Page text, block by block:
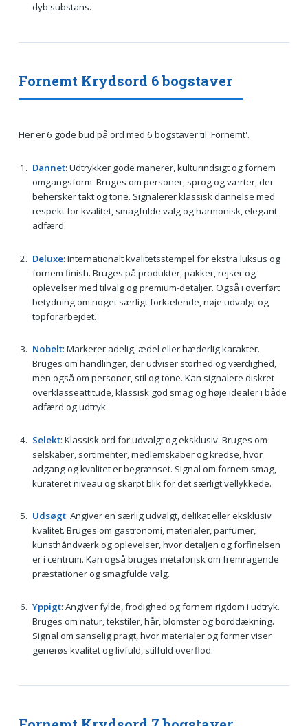
dyb substans.
Fornemt Krydsord 6 bogstaver
Her er 6 gode bud på ord med 6 bogstaver til 'Fornemt'.
Dannet: Udtrykker gode manerer, kulturindsigt og fornem
omgangsform. Bruges om personer, sprog og værter, der
behersker takt og tone. Signalerer klassisk dannelse med
respekt for kvalitet, smagfulde valg og harmonisk, elegant
adfærd.
Deluxe: Internationalt kvalitetsstempel for ekstra luksus og
fornem finish. Bruges på produkter, pakker, rejser og
oplevelser med tilvalg og premium-detaljer. Også i overført
betydning om noget særligt forkælende, nøje udvalgt og
topforarbejdet.
Nobelt: Markerer adelig, ædel eller hæderlig karakter.
Bruges om handlinger, der udviser storhed og værdighed,
men også om personer, stil og tone. Kan signalere diskret
overklasseattitude, klassisk god smag og høje idealer i både
adfærd og udtryk.
Selekt: Klassisk ord for udvalgt og eksklusiv. Bruges om
selskaber, sortimenter, medlemskaber og kredse, hvor
adgang og kvalitet er begrænset. Signal om fornem smag,
kurateret niveau og skarpt blik for det særligt vellykkede.
Udsøgt: Angiver en særlig udvalgt, delikat eller eksklusiv
kvalitet. Bruges om gastronomi, materialer, parfumer,
kunsthåndværk og oplevelser, hvor detaljen og forfinelsen
er i centrum. Kan også bruges metaforisk om fremragende
præstationer og smagfulde valg.
Yppigt: Angiver fylde, frodighed og fornem rigdom i udtryk.
Bruges om natur, tekstiler, hår, blomster og borddækning.
Signal om sanselig pragt, hvor materialer og former viser
generøs kvalitet og livfuld, stilfuld overflod.